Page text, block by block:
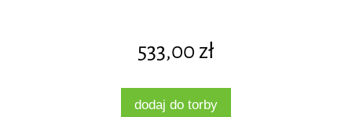
533,00 zł
dodaj do torby